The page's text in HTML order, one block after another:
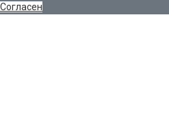
Согласен